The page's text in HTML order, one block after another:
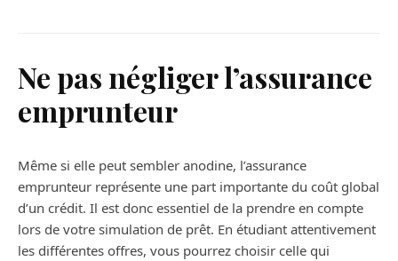
Ne pas négliger l’assurance
emprunteur
Même si elle peut sembler anodine, l’assurance
emprunteur représente une part importante du coût global
d’un crédit. Il est donc essentiel de la prendre en compte
lors de votre simulation de prêt. En étudiant attentivement
les différentes offres, vous pourrez choisir celle qui